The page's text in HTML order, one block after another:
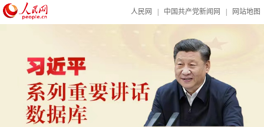
人民网 中国共产党新闻网 网站地图